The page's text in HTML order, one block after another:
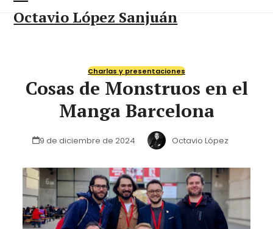
Skip
Octavio López Sanjuán
Open
Close
Charlas y presentaciones
Cosas de Monstruos en el
Manga Barcelona
9 de diciembre de 2024 Octavio López